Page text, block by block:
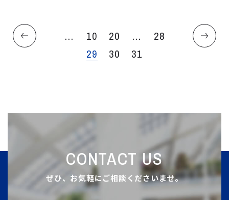
... 10 20 ...
28
29
30 31
CONTACT US
ぜひ、お気軽にご相談くださいませ。